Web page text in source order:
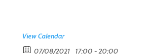
View Calendar
07/08/2021
17:00 - 20:00